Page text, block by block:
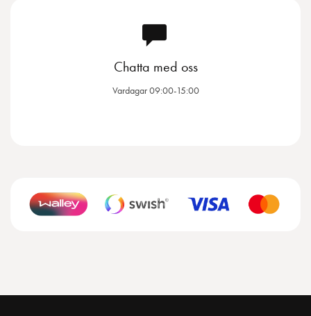
Chatta med oss
Vardagar 09:00-15:00